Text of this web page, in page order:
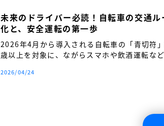
未来のドライバー必読！自転車の交通ル
化と、安全運転の第一歩
2026年4月から導入される自転車の「青切符
歳以上を対象に、ながらスマホや飲酒運転な
覚を持ち、将来の安全運転へと繋げるために
2026/04/24